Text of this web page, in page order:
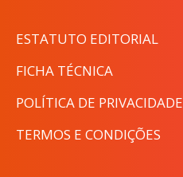
ESTATUTO EDITORIAL
FICHA TÉCNICA
POLÍTICA DE PRIVACIDADE
TERMOS E CONDIÇÕES